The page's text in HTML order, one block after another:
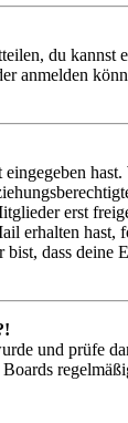
du kannst
anmelden
erst
dass
und prüfe